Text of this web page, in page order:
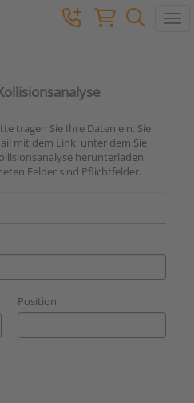
tragen Sie Ihre Daten ein. Sie
mit dem Link, unter dem Sie
herunterladen
Felder sind Pflichtfelder.
Position